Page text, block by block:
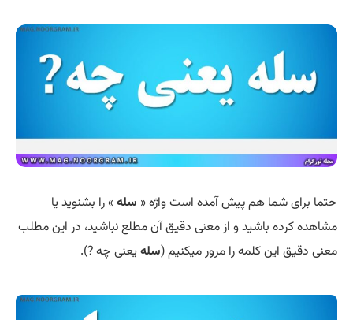
حتما برای شما هم پیش آمده است واژه « سله » را بشنوید یا
مشاهده کرده باشید و از معنی دقیق آن مطلع نباشید، در این مطلب
معنی دقیق این کلمه را مرور میکنیم (سلهیعنی چه ?).